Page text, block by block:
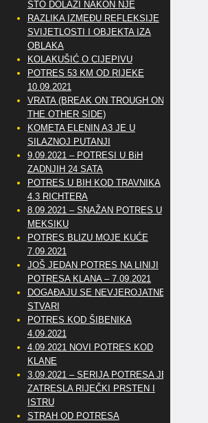
ŠTO DOLAZI NAKON NJE
RAZLIKA IZMEĐU REFLEKSIJE
SVIJETLOSTI I OBJEKTA IZA
OBLAKA
KOLAKUŠIĆ O CIJEPIVU
POTRES 53 KM OD RIJEKE
10.09.2021
VRATA (BREAK ON TROUGH ON
THE OTHER SIDE)
KOMETA ELENIN A3 JE U
SILAZNOJ PUTANJI
9.09.2021 – POTRESI U BiH
ZADNJIH 24 SATA
POTRES U BIH KOD TRAVNIKA
4.3 RICHTERA
8.09.2021 – SNAŽAN POTRES U
MEKSIKU
POTRES BLIZU MOJE KUĆE
7.09.2021
JOŠ JEDAN POTRES NA LINIJI
POTRESA KLANA – 7.09.2021
DOGAĐAJU SE NEVJEROJATNE
STVARI
POTRES KOD ŠIBENIKA
4.09.2021
4.09.2021 NOVI POTRES KOD
KLANE
3.09.2021 – SERIJA POTRESA JE
ZATRESLA RIJEČKI PRSTEN I
ISTRU
STRAH OD POTRESA